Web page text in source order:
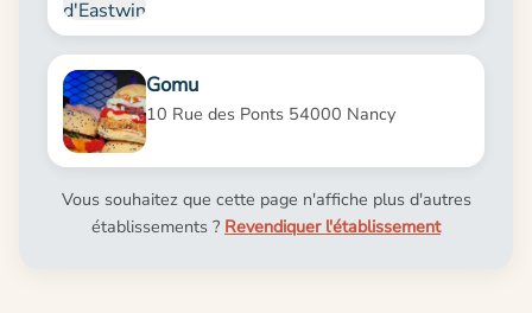
Gomu
10 Rue des Ponts 54000 Nancy
Vous souhaitez que cette page n'affiche plus d'autres
établissements ? Revendiquer l'établissement